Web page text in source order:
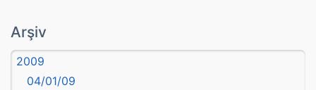
Aydın
Balıkesir
Bartın
Arşiv
2009
04/01/09